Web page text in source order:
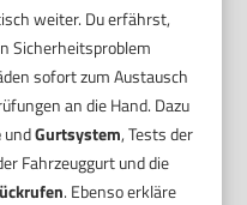
weiter. Du erfährst,
Sicherheitsproblem
sofort zum Austausch
an die Hand. Dazu
undGurtsystem, Tests der
Fahrzeuggurt und die
. Ebenso erkläre